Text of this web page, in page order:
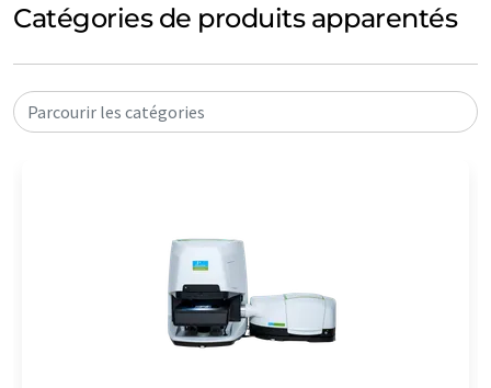
Catégories de produits apparentés
Parcourir les catégories